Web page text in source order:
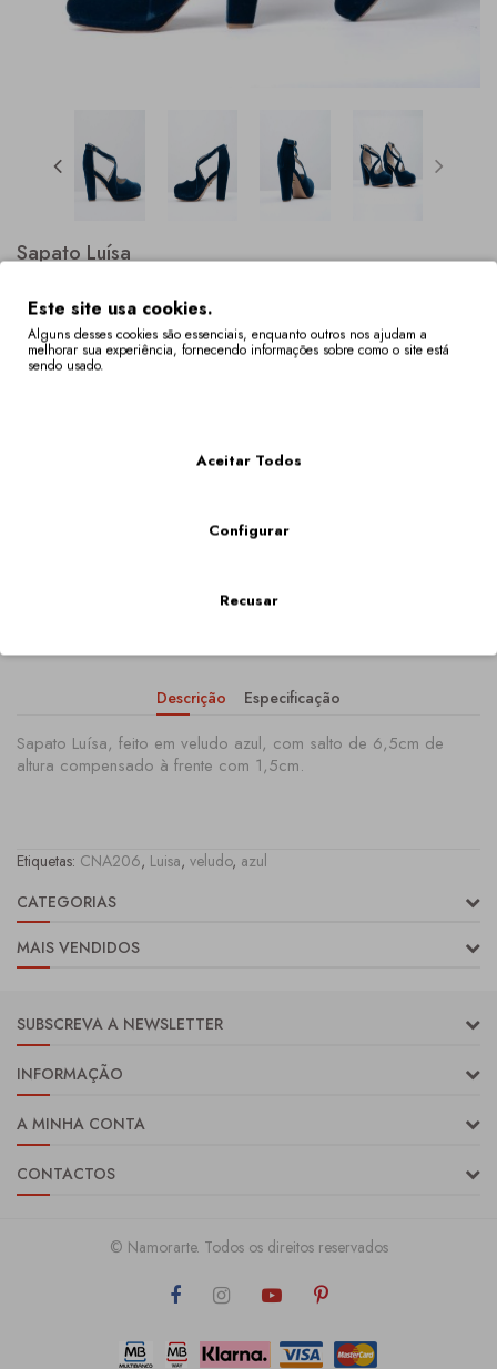
Sapato Luísa
Descrição Especificação
Sapato Luísa, feito em veludo azul, com salto de 6,5cm de
altura compensado à frente com 1,5cm.
Etiquetas: CNA206, Luisa, veludo, azul
CATEGORIAS
MAIS VENDIDOS
SUBSCREVA A NEWSLETTER
INFORMAÇÃO
A MINHA CONTA
CONTACTOS
© Namorarte. Todos os direitos reservados
Este site usa cookies.
Alguns desses cookies são essenciais, enquanto outros nos ajudam a
melhorar sua experiência, fornecendo informações sobre como o site está
sendo usado.
Aceitar Todos
Configurar
Recusar